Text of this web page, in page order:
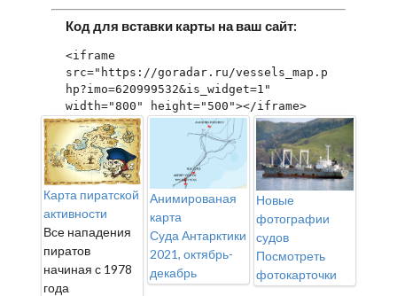
Код для вставки карты на ваш сайт:
<iframe
src="https://goradar.ru/vessels_map.p
hp?imo=620999532&is_widget=1"
width="800" height="500"></iframe>
Карта пиратской
активности
Все нападения
пиратов
начиная с 1978
года
Анимированая
карта
Суда Антарктики
2021, октябрь-
декабрь
Новые
фотографии
судов
Посмотреть
фотокарточки